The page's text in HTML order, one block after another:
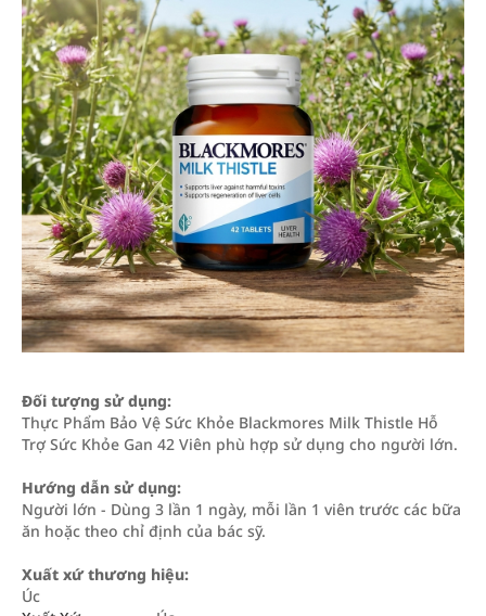
Đối tượng sử dụng:
Thực Phẩm Bảo Vệ Sức Khỏe Blackmores Milk Thistle Hỗ
Trợ Sức Khỏe Gan 42 Viên phù hợp sử dụng cho người lớn.
Hướng dẫn sử dụng:
Người lớn - Dùng 3 lần 1 ngày, mỗi lần 1 viên trước các bữa
ăn hoặc theo chỉ định của bác sỹ.
Xuất xứ thương hiệu:
Úc